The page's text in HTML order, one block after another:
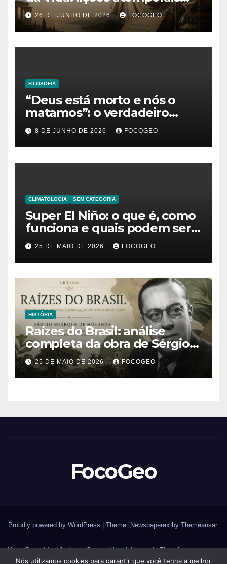
sobre o tempo, a felicidade e
o verdadeiro sentido da
existência
26 DE JUNHO DE 2026 FOCOGEO
FILOSOFIA
“Deus está morto e nós o
matamos”: o verdadeiro
significado da frase de
Friedrich Nietzsche
8 DE JUNHO DE 2026 FOCOGEO
CLIMATOLOGIA SEM CATEGORIA
Super El Niño: o que é, como
funciona e quais podem ser
os impactos desse fenômeno
climático extremo no Brasil e
no mundo
25 DE MAIO DE 2026 FOCOGEO
HISTÓRIA
Raízes do Brasil: análise
completa da obra de Sérgio
Buarque de Holanda e sua
importância para entender a
formação do Brasil
25 DE MAIO DE 2026 FOCOGEO
FocoGeo
Proudly powered by WordPress Theme: Newspaperex by Themeansar.
HomeConteúdosHistória – GuerrasLivrariaLivros de Filosofia
Nós utilizamos cookies para garantir que você tenha a melhor